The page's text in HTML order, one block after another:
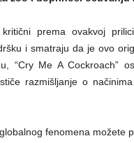
prema ovakvoj
i smatraju da je ovo
“Cry Me A Cockroach”
razmišljanje o
fenomena možete